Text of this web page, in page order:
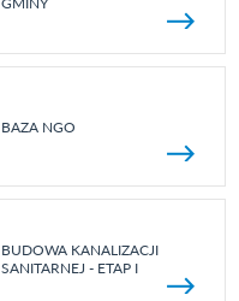
BAZA NGO
BUDOWA KANALIZACJI
SANITARNEJ - ETAP I